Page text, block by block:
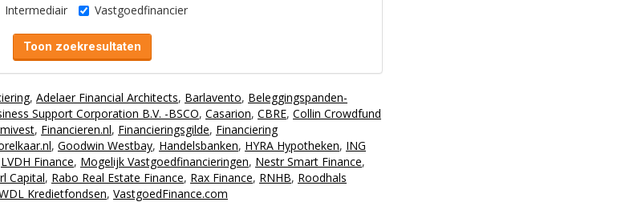
Intermediair Vastgoedfinancier
Toon zoekresultaten
, Adelaer Financial Architects, Barlavento, Beleggingspanden-
Support Corporation B.V. -BSCO, Casarion, CBRE, Collin Crowdfund
, Financieren.nl, Financieringsgilde, Financiering
, Goodwin Westbay, Handelsbanken, HYRA Hypotheken, ING
LVDH Finance, Mogelijk Vastgoedfinancieringen, Nestr Smart Finance,
Capital, Rabo Real Estate Finance, Rax Finance, RNHB, Roodhals
Kredietfondsen, VastgoedFinance.com